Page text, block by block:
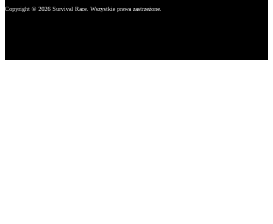
Copyright © 2026 Survival Race. Wszystkie prawa zastrzeżone.